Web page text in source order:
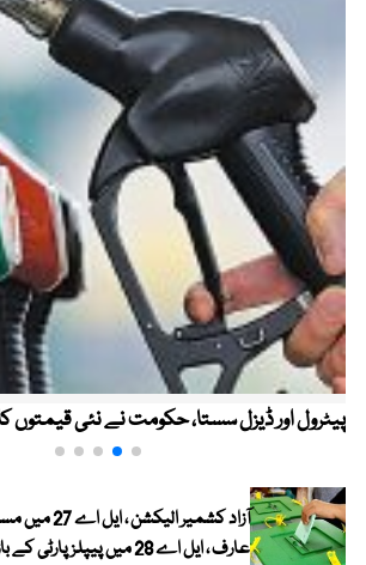
پیٹرول اور ڈیزل سستا، حکومت نے نئی قیمتوں
آزاد کشمیر
عارف ، ایل اے 28 میں پیپلز پارٹی کے بازل نقوی کامیاب